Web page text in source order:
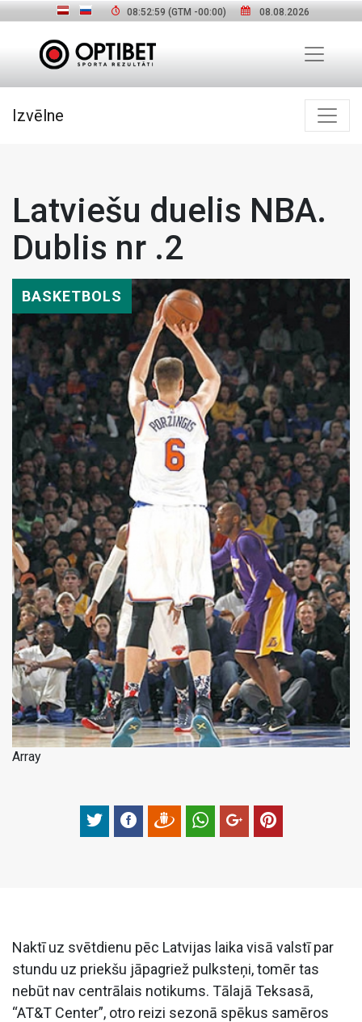
08:53:00 (GTM -00:00) 08.08.2026
Izvēlne
Latviešu duelis NBA.
Dublis nr .2
BASKETBOLS
Array
Naktī uz svētdienu pēc Latvijas laika visā valstī par
stundu uz priekšu jāpagriež pulksteņi, tomēr tas
nebūt nav centrālais notikums. Tālajā Teksasā,
“AT&T Center”, otro reizi sezonā spēkus samēros